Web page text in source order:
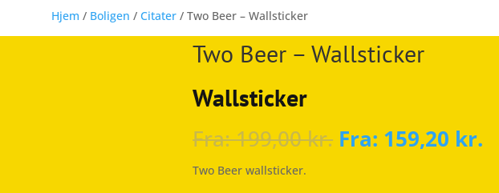
Hjem / Boligen / Citater / Two Beer – Wallsticker
Two Beer – Wallsticker
Wallsticker
Fra:199,00kr. Fra: 159,20 kr.
Two Beer wallsticker.